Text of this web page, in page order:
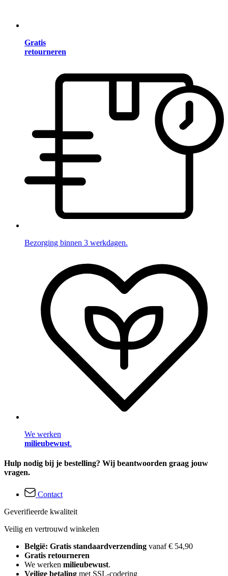
Gratis
retourneren
Bezorging binnen 3 werkdagen.
We werken
milieubewust.
Hulp nodig bij je bestelling? Wij beantwoorden graag jouw
vragen.
Contact
Geverifieerde kwaliteit
Veilig en vertrouwd winkelen
België: Gratis standaardverzending vanaf € 54,90
Gratis retourneren
We werken milieubewust.
Veilige betaling met SSL-codering